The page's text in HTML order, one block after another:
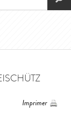
Imprimer